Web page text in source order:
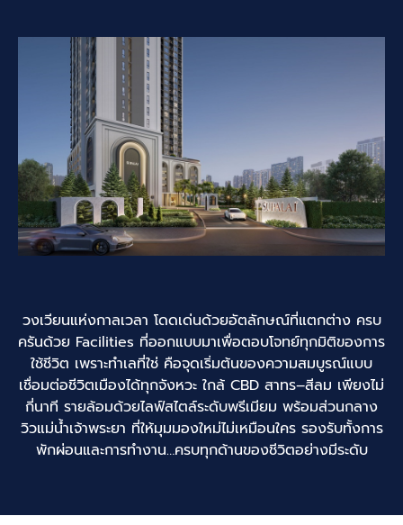
วงเวียนแห่งกาลเวลา โดดเด่นด้วยอัตลักษณ์ที่แตกต่าง ครบ
ครันด้วย Facilities ที่ออกแบบมาเพื่อตอบโจทย์ทุกมิติของการ
ใช้ชีวิต เพราะทำเลที่ใช่ คือจุดเริ่มต้นของความสมบูรณ์แบบ
เชื่อมต่อชีวิตเมืองได้ทุกจังหวะ ใกล้ CBD สาทร–สีลม เพียงไม่
กี่นาที รายล้อมด้วยไลฟ์สไตล์ระดับพรีเมียม พร้อมส่วนกลาง
วิวแม่น้ำเจ้าพระยา ที่ให้มุมมองใหม่ไม่เหมือนใคร รองรับทั้งการ
พักผ่อนและการทำงาน…ครบทุกด้านของชีวิตอย่างมีระดับ